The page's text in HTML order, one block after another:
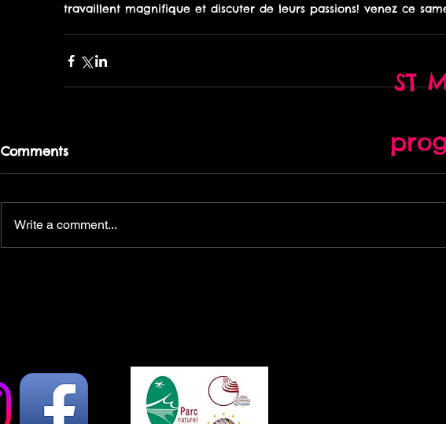
travaillent magnifique et discuter de leurs passions! venez ce
Comments
Write a comment...
ST